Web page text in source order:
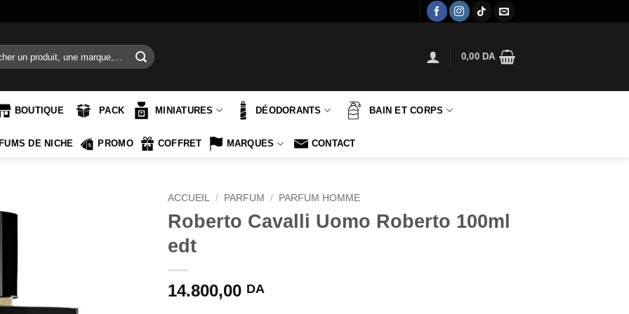
0,00 DA
BOUTIQUE PACK MINIATURES DÉODORANTS BAIN ET CORPS
DE NICHE PROMO COFFRET MARQUES CONTACT
ACCUEIL / PARFUM / PARFUM HOMME
Roberto Cavalli Uomo Roberto 100ml
edt
14.800,00 DA